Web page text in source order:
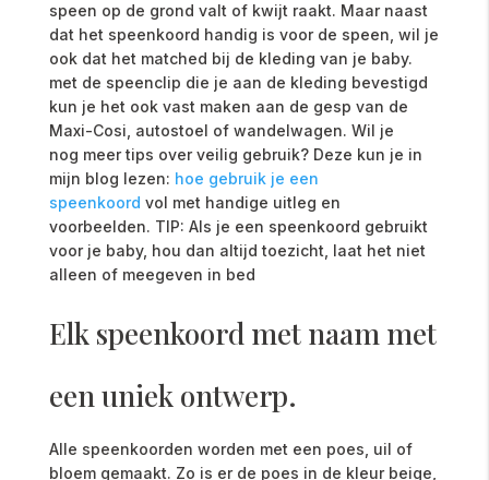
speen op de grond valt of kwijt raakt. Maar naast
dat het speenkoord handig is voor de speen, wil je
ook dat het matched bij de kleding van je baby.
met de speenclip die je aan de kleding bevestigd
kun je het ook vast maken aan de gesp van de
Maxi-Cosi, autostoel of wandelwagen. Wil je
nog meer tips over veilig gebruik? Deze kun je in
mijn blog lezen: hoe gebruik je een
speenkoord vol met handige uitleg en
voorbeelden. TIP: Als je een speenkoord gebruikt
voor je baby, hou dan altijd toezicht, laat het niet
alleen of meegeven in bed
Elk speenkoord met naam met
een uniek ontwerp.
Alle speenkoorden worden met een poes, uil of
bloem gemaakt. Zo is er de poes in de kleur beige,